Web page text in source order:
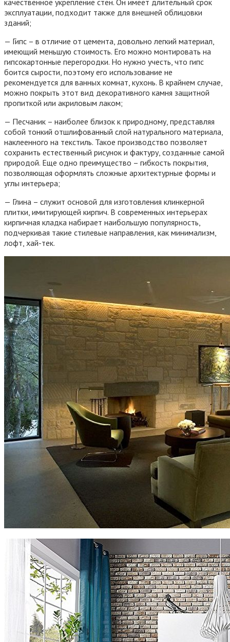
эксплуатации, подходит также для внешней облицовки
зданий;
— Гипс – в отличие от цемента, довольно легкий материал,
имеющий меньшую стоимость. Его можно монтировать на
гипсокартонные перегородки. Но нужно учесть, что гипс
боится сырости, поэтому его использование не
рекомендуется для ванных комнат, кухонь. В крайнем случае,
можно покрыть этот вид декоративного камня защитной
пропиткой или акриловым лаком;
— Песчаник – наиболее близок к природному, представляя
собой тонкий отшлифованный слой натурального материала,
наклеенного на текстиль. Такое производство позволяет
сохранить естественный рисунок и фактуру, созданные самой
природой. Еще одно преимущество – гибкость покрытия,
позволяющая оформлять сложные архитектурные формы и
углы интерьера;
— Глина – служит основой для изготовления клинкерной
плитки, имитирующей кирпич. В современных интерьерах
кирпичная кладка набирает наибольшую популярность,
подчеркивая такие стилевые направления, как минимализм,
лофт, хай-тек.